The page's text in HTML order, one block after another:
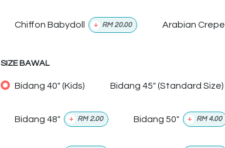
Chiffon Babydoll + RM 20.00 Arabian Crepe
SIZE BAWAL
Bidang 40" (Kids) Bidang 45" (Standard Size)
Bidang 48" + RM2.00 Bidang 50" + RM 4.00